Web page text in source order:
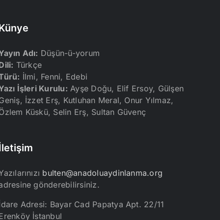
Adı: Düşün-ü-yorum
Türkçe
İlmi, Fenni, Edebi
İşleri Kurulu: Ayşe Doğu, Elif Ersoy, Gülşen
İzzet Erş, Kutluhan Meral, Onur Yılmaz,
Küskü, Selin Erş, Sultan Güvenç
bulten@anadoluaydinlanma.org
gönderebilirsiniz.
Adresi: Bayar Cad Papatya Apt. 22/11
İstanbul